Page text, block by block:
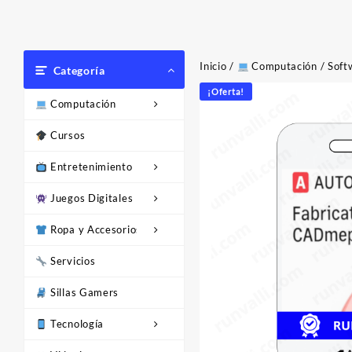
Categoría
Computación
Cursos
Entretenimiento
Juegos Digitales
Ropa y Accesorios
Servicios
Sillas Gamers
Tecnología
Inicio / Computación /
¡Oferta!